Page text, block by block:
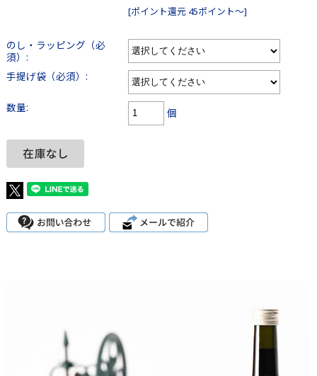
[ポイント還元 45ポイント～]
のし・ラッピング（必
須）:
手提げ袋（必須）:
数量: 個